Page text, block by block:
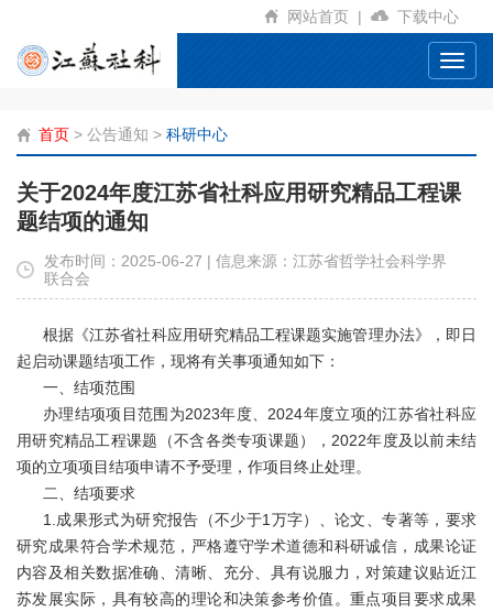
网站首页 | 下载中心
首页 > 公告通知 > 科研中心
关于2024年度江苏省社科应用研究精品工程课
题结项的通知
发布时间：2025-06-27 | 信息来源：江苏省哲学社会科学界
联合会
根据《江苏省社科应用研究精品工程课题实施管理办法》，即日
起启动课题结项工作，现将有关事项通知如下：
一、结项范围
办理结项项目范围为2023年度、2024年度立项的江苏省社科应
用研究精品工程课题（不含各类专项课题），2022年度及以前未结
项的立项项目结项申请不予受理，作项目终止处理。
二、结项要求
1.成果形式为研究报告（不少于1万字）、论文、专著等，要求
研究成果符合学术规范，严格遵守学术道德和科研诚信，成果论证
内容及相关数据准确、清晰、充分、具有说服力，对策建议贴近江
苏发展实际，具有较高的理论和决策参考价值。重点项目要求成果